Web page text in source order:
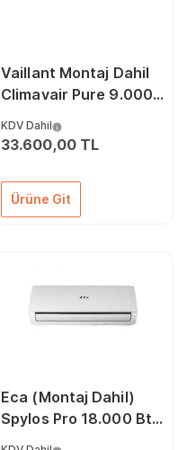
Vaillant Montaj Dahil
Climavair Pure 9.000
KDV Dahil
33.600,00 TL
Ürüne Git
Eca (Montaj Dahil)
Spylos Pro 18.000 Btu